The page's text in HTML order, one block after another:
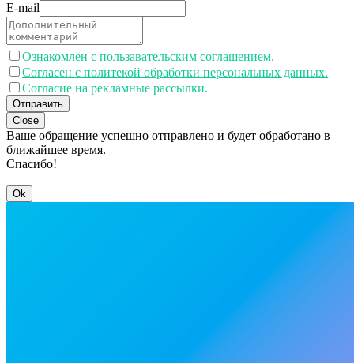
E-mail
Ознакомлен с пользавательским соглашением.
Согласен с политекой обработки персональных данных.
Согласие на рекламные рассылки.
Отправить
Close
Ваше обращение успешно отправлено и будет обработано в
ближайшее время.
Спасибо!
Ok